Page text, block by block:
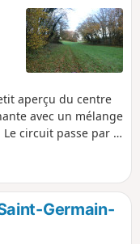
aperçu du centre
avec un mélange
circuit passe par le
proches et de finir
parcours propose
de la belle
de Jonzac sont
Germain-